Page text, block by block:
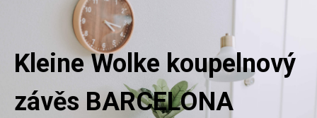
Kleine Wolke koupelnový
závěs BARCELONA